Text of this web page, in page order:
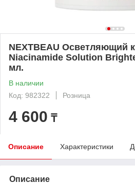
NEXTBEAU Осветляющий
Niacinamide Solution
мл.
В наличии
Код: 982322
Розница
4 600 ₸
Описание Характеристики
Описание